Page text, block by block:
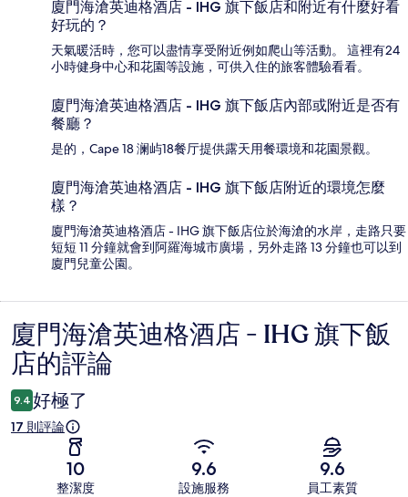
廈門海滄英迪格酒店 - IHG 旗下飯店和附近有什麼好看
好玩的？
天氣暖活時，您可以盡情享受附近例如爬山等活動。 這裡有24
小時健身中心和花園等設施，可供入住的旅客體驗看看。
廈門海滄英迪格酒店 - IHG 旗下飯店內部或附近是否有
餐廳？
是的，Cape 18 澜屿18餐厅提供露天用餐環境和花園景觀。
廈門海滄英迪格酒店 - IHG 旗下飯店附近的環境怎麼
樣？
廈門海滄英迪格酒店 - IHG 旗下飯店位於海滄的水岸，走路只要
短短 11 分鐘就會到阿羅海城市廣場，另外走路 13 分鐘也可以到
廈門兒童公園。
評
論
廈門海滄英迪格酒店 - IHG 旗下飯
店的評論
9.4 好極了
17 則評論
10
整潔度
9.6
設施服務
9.6
員工素質